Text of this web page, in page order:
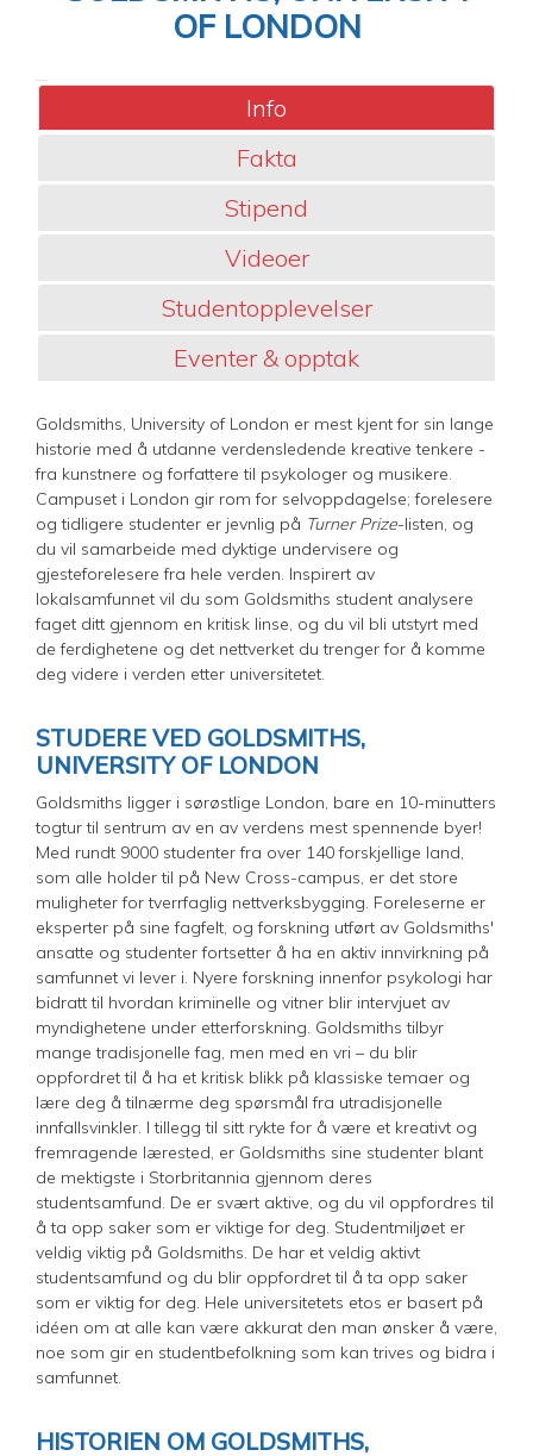
OF LONDON
Info
Fakta
Stipend
Videoer
Studentopplevelser
Eventer & opptak
Goldsmiths, University of London er mest kjent for sin lange
historie med å utdanne verdensledende kreative tenkere -
fra kunstnere og forfattere til psykologer og musikere.
Campuset i London gir rom for selvoppdagelse; forelesere
og tidligere studenter er jevnlig på Turner Prize-listen, og
du vil samarbeide med dyktige undervisere og
gjesteforelesere fra hele verden. Inspirert av
lokalsamfunnet vil du som Goldsmiths student analysere
faget ditt gjennom en kritisk linse, og du vil bli utstyrt med
de ferdighetene og det nettverket du trenger for å komme
deg videre i verden etter universitetet.
STUDERE VED GOLDSMITHS,
UNIVERSITY OF LONDON
Goldsmiths ligger i sørøstlige London, bare en 10-minutters
togtur til sentrum av en av verdens mest spennende byer!
Med rundt 9000 studenter fra over 140 forskjellige land,
som alle holder til på New Cross-campus, er det store
muligheter for tverrfaglig nettverksbygging. Foreleserne er
eksperter på sine fagfelt, og forskning utført av Goldsmiths'
ansatte og studenter fortsetter å ha en aktiv innvirkning på
samfunnet vi lever i. Nyere forskning innenfor psykologi har
bidratt til hvordan kriminelle og vitner blir intervjuet av
myndighetene under etterforskning. Goldsmiths tilbyr
mange tradisjonelle fag, men med en vri – du blir
oppfordret til å ha et kritisk blikk på klassiske temaer og
lære deg å tilnærme deg spørsmål fra utradisjonelle
innfallsvinkler. I tillegg til sitt rykte for å være et kreativt og
fremragende lærested, er Goldsmiths sine studenter blant
de mektigste i Storbritannia gjennom deres
studentsamfund. De er svært aktive, og du vil oppfordres til
å ta opp saker som er viktige for deg. Studentmiljøet er
veldig viktig på Goldsmiths. De har et veldig aktivt
studentsamfund og du blir oppfordret til å ta opp saker
som er viktig for deg. Hele universitetets etos er basert på
idéen om at alle kan være akkurat den man ønsker å være,
noe som gir en studentbefolkning som kan trives og bidra i
samfunnet.
HISTORIEN OM GOLDSMITHS,